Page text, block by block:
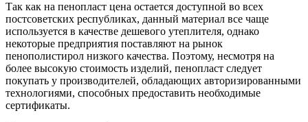
Так как на пенопласт цена остается доступной во всех
постсоветских республиках, данный материал все чаще
используется в качестве дешевого утеплителя, однако
некоторые предприятия поставляют на рынок
пенополистирол низкого качества. Поэтому, несмотря на
более высокую стоимость изделий, пенопласт следует
покупать у производителей, обладающих авторизированными
технологиями, способных предоставить необходимые
сертификаты.